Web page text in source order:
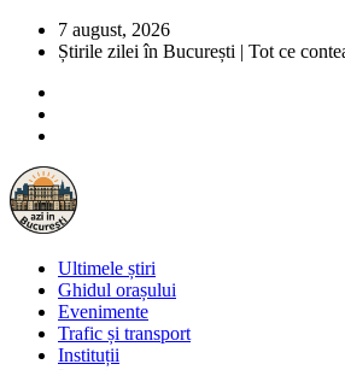
7 august, 2026
Știrile zilei în București | Tot ce
Ultimele știri
Ghidul orașului
Evenimente
Trafic și transport
Instituții